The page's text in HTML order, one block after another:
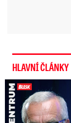
HLAVNÍ ČLÁNKY
Kalousek o